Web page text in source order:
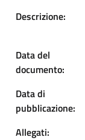
Descrizione:
Data del
documento:
Data di
pubblicazione:
Allegati: